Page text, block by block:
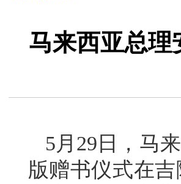
马来西亚总理
5月29日，马
版赠书仪式在